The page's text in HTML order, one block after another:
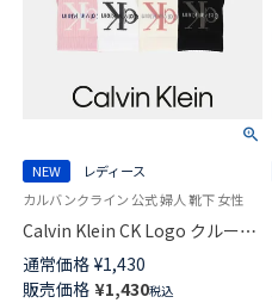
NEW
レディース
カルバンクライン 公式 婦人 靴下 女性
Calvin Klein CK Logo クルー丈
ソックス レディース 03267012
通常価格 ¥1,430
販売価格 ¥1,430税込